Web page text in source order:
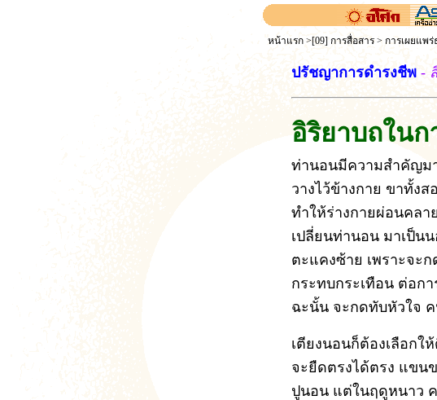
หน้าแรก >[09] การสื่อสาร > การเผยแพร่
ปรัชญาการดำรงชีพ -
อิริยาบถใน
ท่านอนมีความสำคัญม
วางไว้ข้างกาย ขาทั้ง
ทำให้ร่างกายผ่อนคลา
เปลี่ยนท่านอน มาเป็น
ตะแคงซ้าย เพราะจะ
กระทบกระเทือน ต่อก
ฉะนั้น จะกดทับหัวใจ
เตียงนอนก็ต้องเลือกใ
จะยืดตรงได้ตรง แขน
ปูนอน แต่ในฤดูหนาว